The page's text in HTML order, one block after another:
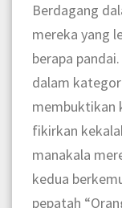
Berdagang
mereka yang
berapa
dalam
membuktikan
fikirkan
manakala
kedua
pepatah